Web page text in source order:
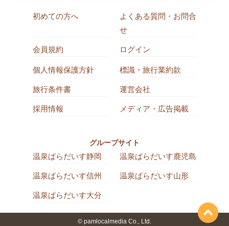
初めての方へ
よくある質問・お問合
せ
会員規約 ログイン
個人情報保護方針 標識・旅行業約款
旅行条件書 運営会社
採用情報 メディア・広告掲載
グループサイト
温泉ぱらだいす静岡 温泉ぱらだいす鹿児島
温泉ぱらだいす信州 温泉ぱらだいす山形
温泉ぱらだいす大分
© pamlocalmedia Co., Ltd.